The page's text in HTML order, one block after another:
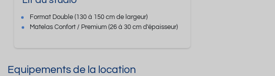
Format Double (130 à 150 cm de largeur)
Matelas Confort / Premium(26 à 30 cm d'épaisseur)
Equipements de la location